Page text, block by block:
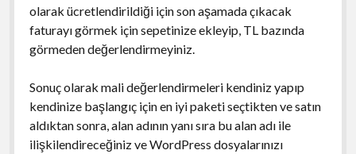
olarak ücretlendirildiği için son aşamada çıkacak
faturayı görmek için sepetinize ekleyip, TL bazında
görmeden değerlendirmeyiniz.
Sonuç olarak mali değerlendirmeleri kendiniz yapıp
kendinize başlangıç için en iyi paketi seçtikten ve satın
aldıktan sonra, alan adının yanı sıra bu alan adı ile
ilişkilendireceğiniz ve WordPress dosyalarınızı